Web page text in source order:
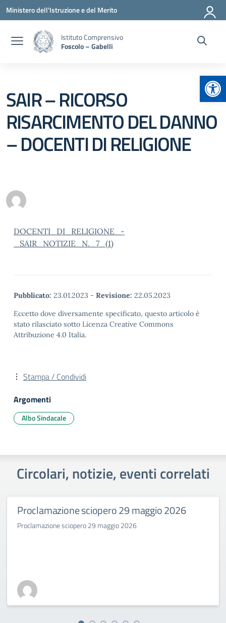
Vai ai contenuti
Vai al menu di navigazione
Vai al footer
Ministero dell'Istruzione e del Merito
Istituto Comprensivo
Foscolo – Gabelli
SAIR – RICORSO
RISARCIMENTO DEL DANNO
– DOCENTI DI RELIGIONE
DOCENTI_DI_RELIGIONE_-
_SAIR_NOTIZIE_N._7_(1)
Pubblicato: 23.01.2023 - Revisione: 22.05.2023
Eccetto dove diversamente specificato, questo articolo è
stato rilasciato sotto Licenza Creative Commons
Attribuzione 4.0 Italia.
Stampa / Condividi
Argomenti
Albo Sindacale
Circolari, notizie, eventi correlati
Proclamazione sciopero 29 maggio 2026
Proclamazione sciopero 29 maggio 2026